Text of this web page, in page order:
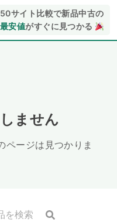
50サイト比較で新品中古の
最安値がすぐに見つかる
ません
ページは見つかりま